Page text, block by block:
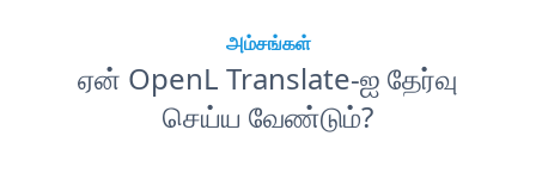
அம்சங்கள்
ஏன் OpenL Translate-ஐ தேர்வு
செய்ய வேண்டும்?